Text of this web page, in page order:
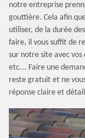
notre entreprise
gouttière. Cela afin
utiliser, de la durée
faire, il vous suffit de
sur notre site avec
etc... Faire une
reste gratuit et ne
réponse claire et